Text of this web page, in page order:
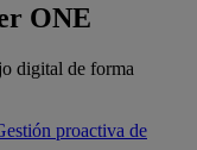
ONE
digital de forma
proactiva de